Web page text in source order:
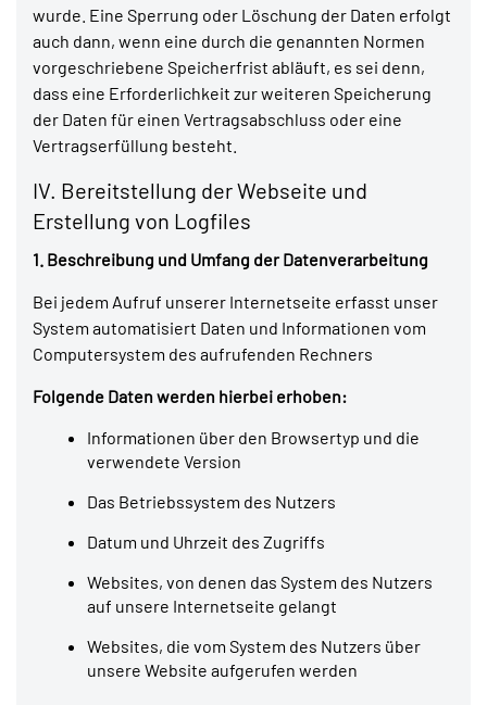
wurde. Eine Sperrung oder Löschung der Daten erfolgt
auch dann, wenn eine durch die genannten Normen
vorgeschriebene Speicherfrist abläuft, es sei denn,
dass eine Erforderlichkeit zur weiteren Speicherung
der Daten für einen Vertragsabschluss oder eine
Vertragserfüllung besteht.
IV. Bereitstellung der Webseite und
Erstellung von Logfiles
1. Beschreibung und Umfang der Datenverarbeitung
Bei jedem Aufruf unserer Internetseite erfasst unser
System automatisiert Daten und Informationen vom
Computersystem des aufrufenden Rechners
Folgende Daten werden hierbei erhoben:
Informationen über den Browsertyp und die
verwendete Version
Das Betriebssystem des Nutzers
Datum und Uhrzeit des Zugriffs
Websites, von denen das System des Nutzers
auf unsere Internetseite gelangt
Websites, die vom System des Nutzers über
unsere Website aufgerufen werden